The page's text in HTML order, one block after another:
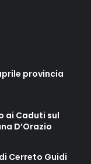
provincia
ai Caduti sul
D’Orazio
Cerreto Guidi